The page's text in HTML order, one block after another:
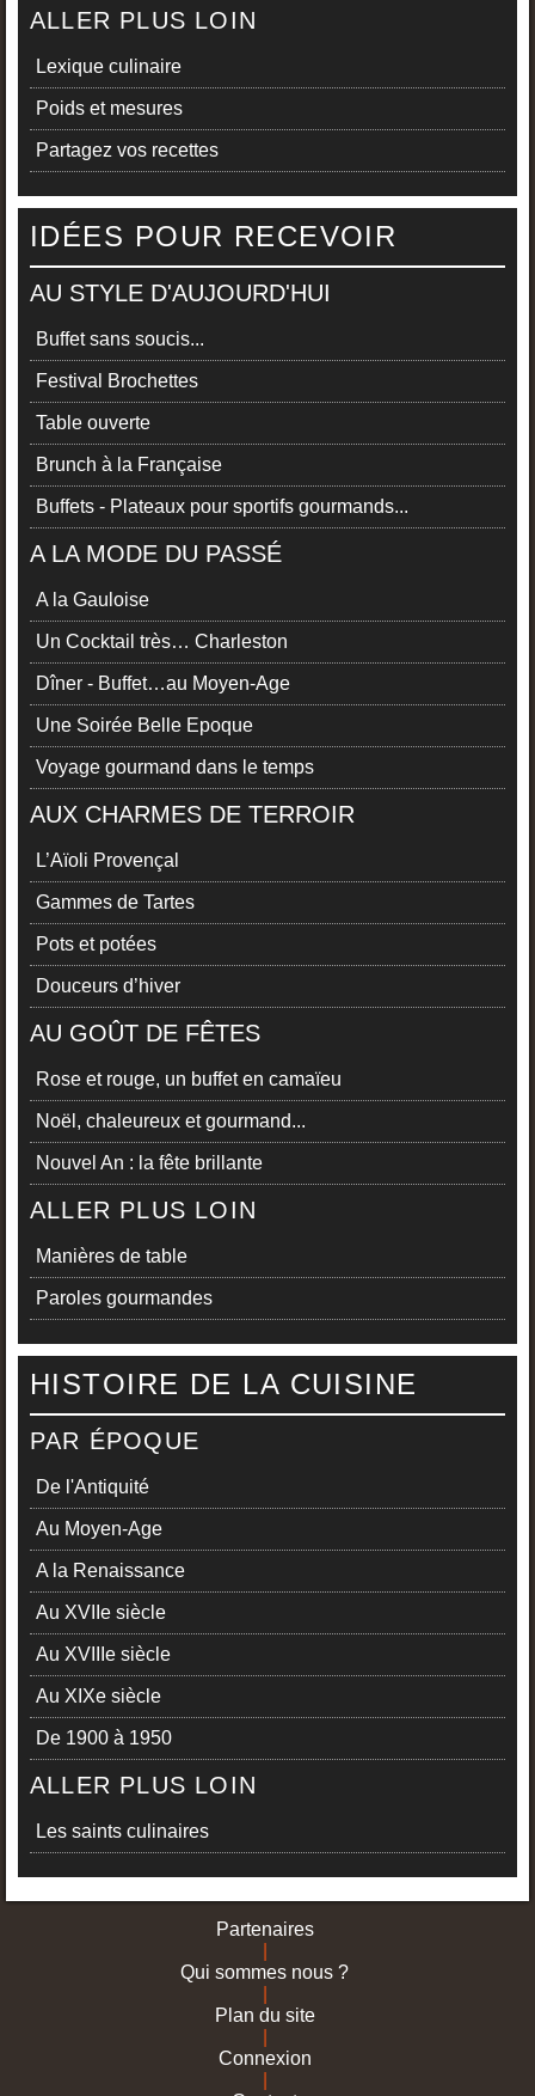
ALLER PLUS LOIN
Lexique culinaire
Poids et mesures
Partagez vos recettes
IDÉES POUR RECEVOIR
AU STYLE D'AUJOURD'HUI
Buffet sans soucis...
Festival Brochettes
Table ouverte
Brunch à la Française
Buffets - Plateaux pour sportifs gourmands...
A LA MODE DU PASSÉ
A la Gauloise
Un Cocktail très… Charleston
Dîner - Buffet…au Moyen-Age
Une Soirée Belle Epoque
Voyage gourmand dans le temps
AUX CHARMES DE TERROIR
L’Aïoli Provençal
Gammes de Tartes
Pots et potées
Douceurs d’hiver
AU GOÛT DE FÊTES
Rose et rouge, un buffet en camaïeu
Noël, chaleureux et gourmand...
Nouvel An : la fête brillante
ALLER PLUS LOIN
Manières de table
Paroles gourmandes
HISTOIRE DE LA CUISINE
PAR ÉPOQUE
De l'Antiquité
Au Moyen-Age
A la Renaissance
Au XVIIe siècle
Au XVIIIe siècle
Au XIXe siècle
De 1900 à 1950
ALLER PLUS LOIN
Les saints culinaires
Partenaires
Qui sommes nous ?
Plan du site
Connexion